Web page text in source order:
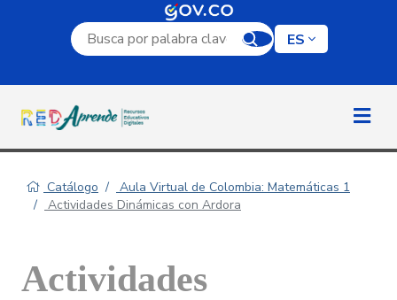
Campo de búsqueda por palabra clave
ES
Catálogo
Aula Virtual de Colombia: Matemáticas 1
Actividades Dinámicas con Ardora
Actividades